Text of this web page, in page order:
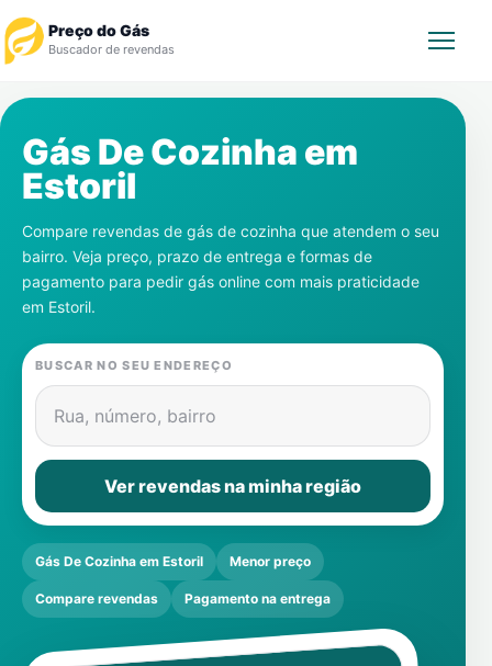
Preço do Gás
Buscador de revendas
Revendedor
Notícias
Cadastre-se
Gás
Contatos
Gás De Cozinha em
Estoril
Compare revendas de gás de cozinha que atendem o seu
bairro. Veja preço, prazo de entrega e formas de
pagamento para pedir gás online com mais praticidade
em Estoril.
BUSCAR NO SEU ENDEREÇO
Rua, número, bairro
Ver revendas na minha região
Gás De Cozinha em Estoril Menor preço
Compare revendas Pagamento na entrega